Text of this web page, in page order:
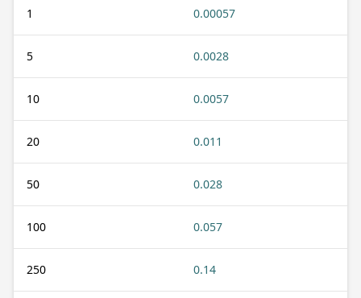
1 0.00057
5 0.0028
10 0.0057
20 0.011
50 0.028
100 0.057
250 0.14